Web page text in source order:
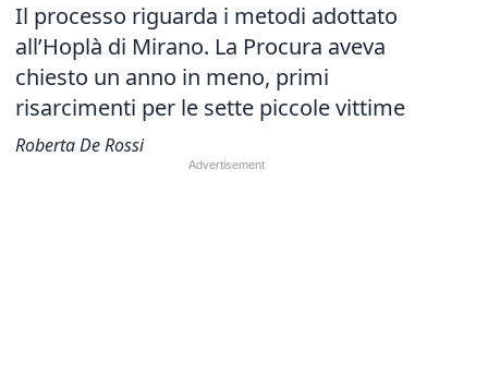
Il processo riguarda i metodi adottato
all’Hoplà di Mirano. La Procura aveva
chiesto un anno in meno, primi
risarcimenti per le sette piccole vittime
Roberta De Rossi